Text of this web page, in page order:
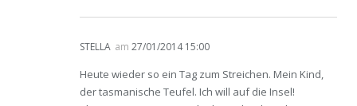
STELLA am 27/01/2014 15:00
Heute wieder so ein Tag zum Streichen. Mein Kind,
der tasmanische Teufel. Ich will auf die Insel!